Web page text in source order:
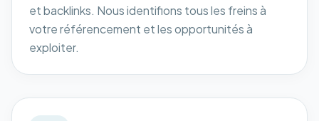
et backlinks. Nous identifions tous les freins à
votre référencement et les opportunités à
exploiter.